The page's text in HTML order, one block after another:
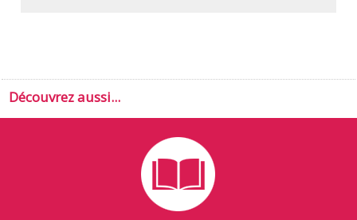
Découvrez aussi...